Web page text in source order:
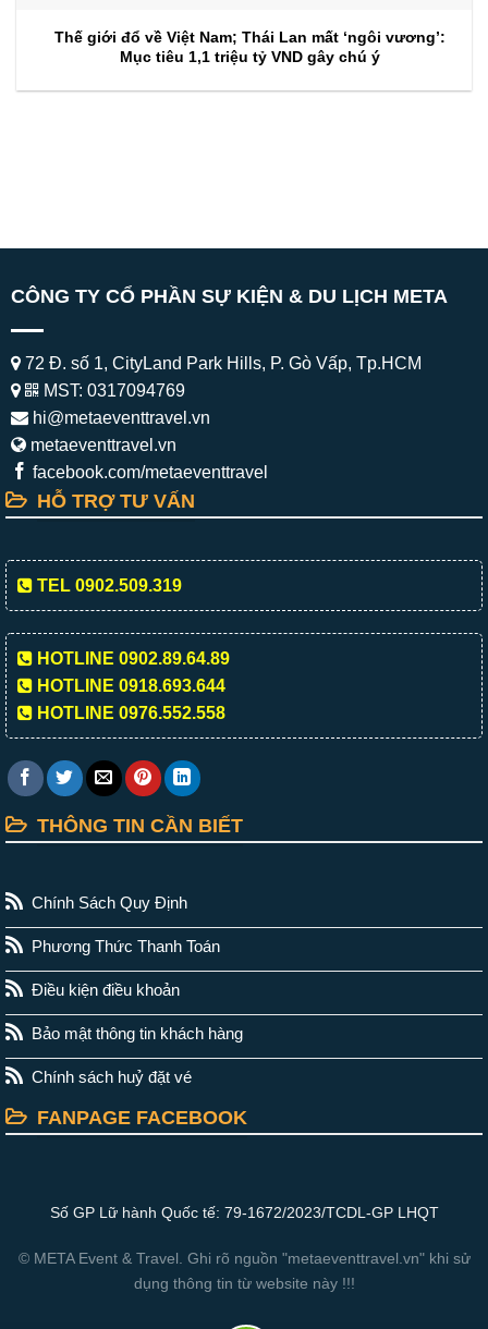
Thế giới đổ về Việt Nam; Thái Lan mất ‘ngôi vương’:
Mục tiêu 1,1 triệu tỷ VND gây chú ý
CÔNG TY CỔ PHẦN SỰ KIỆN & DU LỊCH META
72 Đ. số 1, CityLand Park Hills, P. Gò Vấp, Tp.HCM
MST: 0317094769
hi@metaeventtravel.vn
metaeventtravel.vn
facebook.com/metaeventtravel
HỖ TRỢ TƯ VẤN
TEL 0902.509.319
HOTLINE 0902.89.64.89
HOTLINE 0918.693.644
HOTLINE 0976.552.558
THÔNG TIN CẦN BIẾT
Chính Sách Quy Định
Phương Thức Thanh Toán
Điều kiện điều khoản
Bảo mật thông tin khách hàng
Chính sách huỷ đặt vé
FANPAGE FACEBOOK
Số GP Lữ hành Quốc tế: 79-1672/2023/TCDL-GP LHQT
© META Event & Travel. Ghi rõ nguồn "metaeventtravel.vn" khi sử
dụng thông tin từ website này !!!